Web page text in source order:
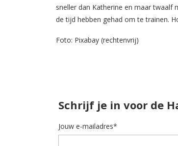
sneller dan Katherine en maar twaalf
de tijd hebben gehad om te trainen.
Foto: Pixabay (rechtenvrij)
Schrijf je in voor de
Jouw e-mailadres*